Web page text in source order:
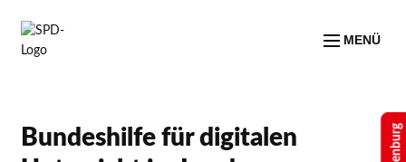
MENÜ
Bundeshilfe für digitalen